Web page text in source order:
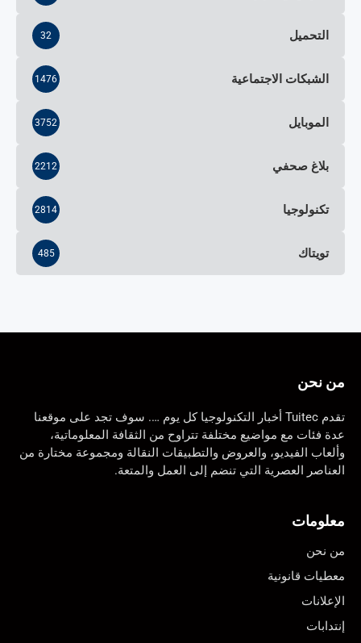
التحميل 32
الشبكات الاجتماعية 1476
الموبايل 3752
بلاغ صحفي 2212
تكنولوجيا 2814
تويتاك 485
من نحن
تقدم Tuitec أخبار التكنولوجيا كل يوم …. سوف تجد على موقعنا
عدة فئات مع مواضيع مختلفة تتراوح من الثقافة المعلوماتية،
وألعاب الفيديو، والعروض والتطبيقات النقالة ومجموعة مختارة من
العناصر العصرية التي تنضم إلى العمل والمتعة.
معلومات
من نحن
معطيات قانونية
الإعلانات
إنتدابات